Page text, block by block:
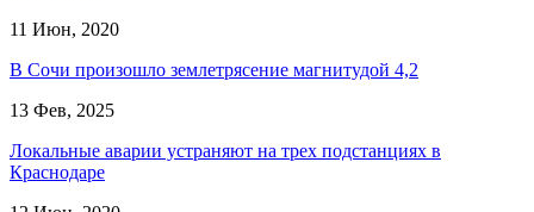
11 Июн, 2020
В Сочи произошло землетрясение магнитудой 4,2
13 Фев, 2025
Локальные аварии устраняют на трех подстанциях в
Краснодаре